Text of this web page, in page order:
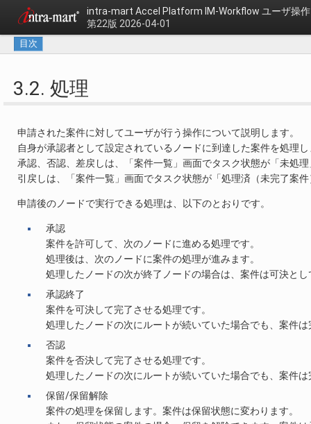
intra-mart Accel Platform IM-Workflow ユーザ操
第22版 2026-04-01
目次
3.2. 処理
申請された案件に対してユーザが行う操作について説明します。
自身が承認者として設定されているノードに到達した案件を処理
承認、否認、差戻しは、「案件一覧」画面でタスク状態が「未処
引戻しは、「案件一覧」画面でタスク状態が「処理済（未完了案
申請後のノードで実行できる処理は、以下のとおりです。
承認
案件を許可して、次のノードに進める処理です。
処理後は、次のノードに案件の処理が進みます。
処理したノードの次が終了ノードの場合は、案件は可決と
承認終了
案件を可決して完了させる処理です。
処理したノードの次にルートが続いていた場合でも、案件は
否認
案件を否決して完了させる処理です。
処理したノードの次にルートが続いていた場合でも、案件は
保留/保留解除
案件の処理を保留します。案件は保留状態に変わります。